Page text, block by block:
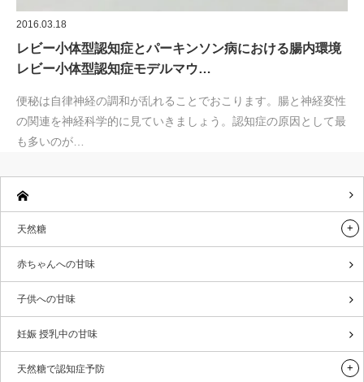
2016.03.18
レビー小体型認知症とパーキンソン病における腸内環境
レビー小体型認知症モデルマウ…
便秘は自律神経の調和が乱れることでおこります。腸と神経変性
の関連を神経科学的に見ていきましょう。認知症の原因として最
も多いのが…
天然糖
赤ちゃんへの甘味
子供への甘味
妊娠 授乳中の甘味
天然糖で認知症予防